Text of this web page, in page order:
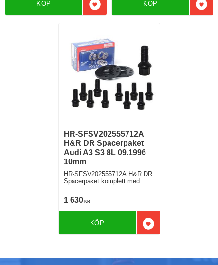
Lägg till i favoriter
KÖP KÖP
HR-SFSV202555712A
H&R DR Spacerpaket
Audi A3 S3 8L 09.1996
10mm
HR-SFSV202555712A H&R DR
Spacerpaket komplett med
8L 09.1996 Tjocklek spacer
10mm
1 630KR
Lägg till i favoriter
KÖP